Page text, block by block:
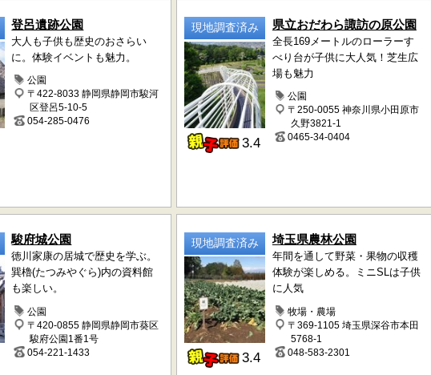
登呂遺跡公園
大人も子供も歴史のおさらい
に。体験イベントも魅力。
公園
〒422-8033 静岡県静岡市駿河
区登呂5-10-5
054-285-0476
現地調査済み
3.4
県立おだわら諏訪の原公園
全長169メートルのローラーす
べり台が子供に大人気！芝生広
場も魅力
公園
〒250-0055 神奈川県小田原市
久野3821-1
0465-34-0404
駿府城公園
徳川家康の居城で歴史を学ぶ。
巽櫓(たつみやぐら)内の資料館
も楽しい。
公園
〒420-0855 静岡県静岡市葵区
駿府公園1番1号
054-221-1433
現地調査済み
3.4
埼玉県農林公園
年間を通して野菜・果物の収穫
体験が楽しめる。ミニSLは子供
に人気
牧場・農場
〒369-1105 埼玉県深谷市本田
5768-1
048-583-2301